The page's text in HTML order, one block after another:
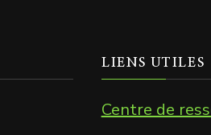
LIENS UTILES
Centre de